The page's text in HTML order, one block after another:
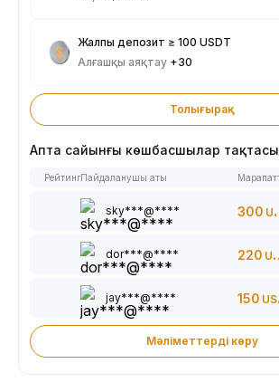
Жалпы депозит ≥ 100 USDT
Алғашқы аяқтау +30
Толығырақ
Апта сайынғы көшбасшылар тақтасы
РейтингПайдаланушы аты
sky***@**** 300 USDT
dor***@**** 220 USDT
jay***@**** 150 USDT
Мәліметтерді көру